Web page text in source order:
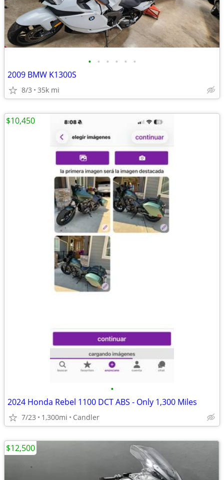
• • • • • •
2009 BMW K1300S
8/3 35k mi
•
2024 Honda Rebel 1100 DCT ABS - Only 1,300 Miles
7/23 1,300mi Candler
$10,450
$12,500